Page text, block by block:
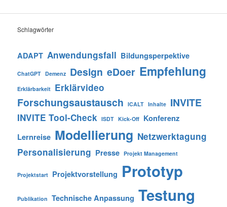
Schlagwörter
ADAPT Anwendungsfall Bildungsperpektive
ChatGPT Demenz Design eDoer Empfehlung
Erklärbarkeit Erklärvideo
Forschungsaustausch ICALT Inhalte INVITE
INVITE Tool-Check ISDT Kick-Off Konferenz
Lernreise Modellierung Netzwerktagung
Personalisierung Presse Projekt Management
Projektstart Projektvorstellung Prototyp
Publikation Technische Anpassung Testung